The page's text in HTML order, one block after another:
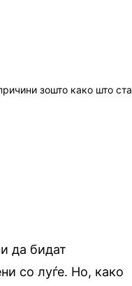
да бидат
со луѓе. Но, како